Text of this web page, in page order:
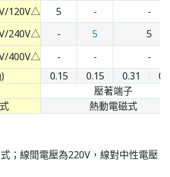
120V△ 5 -
-
240V△
- 5
5
400V△
- -
-
0.15 0.15 0.31
壓著端子
熱動電磁式
；線間電壓為220V，線對中性電壓